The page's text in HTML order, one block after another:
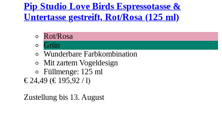
Pip Studio Love Birds Espressotasse &
Untertasse gestreift, Rot/Rosa (125 ml)
Rot/Rosa
Grün
Wunderbare Farbkombination
Mit zartem Vogeldesign
Füllmenge: 125 ml
€ 24,49 (€ 195,92 / l)
Zustellung bis 13. August